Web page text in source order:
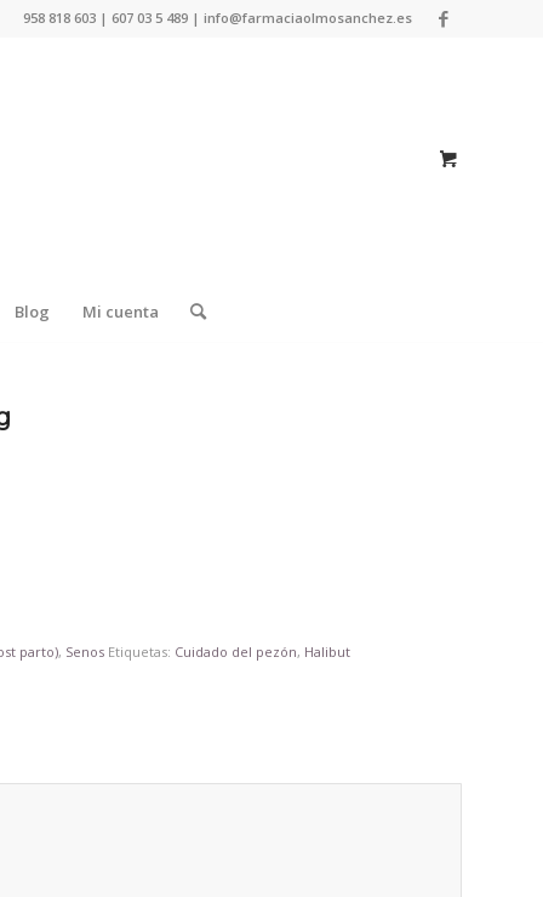
958 818 603 | 607 03 5 489 | info@farmaciaolmosanchez.es
Blog Mi cuenta
parto), Senos Etiquetas: Cuidado del pezón, Halibut